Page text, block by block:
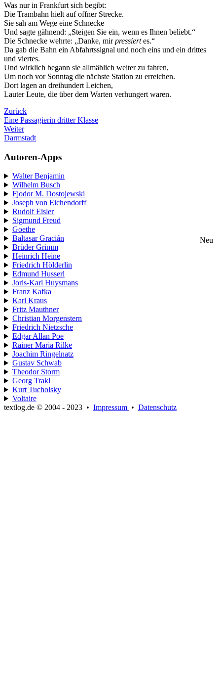
Was nur in Frankfurt sich begibt:
Die Trambahn hielt auf offner Strecke.
Sie sah am Wege eine Schnecke
Und sagte gähnend: „Steigen Sie ein, wenn es Ihnen beliebt.“
Die Schnecke wehrte: „Danke, mirpressiertes.“
Da gab die Bahn ein Abfahrtssignal und noch eins und ein drittes
und viertes.
Und wirklich begann sie allmählich weiter zu fahren,
Um noch vor Sonntag die nächste Station zu erreichen.
Dort lagen an dreihundert Leichen,
Lauter Leute, die über dem Warten verhungert waren.
Zurück
Eine Passagierin dritter Klasse
Weiter
Darmstadt
Autoren-Apps
Walter Benjamin
Wilhelm Busch
Fjodor M. Dostojewski
Joseph von Eichendorff
Rudolf Eisler
Sigmund Freud
Goethe
Baltasar Gracián
Neu
Brüder Grimm
Heinrich Heine
Friedrich Hölderlin
Edmund Husserl
Joris-Karl Huysmans
Franz Kafka
Karl Kraus
Fritz Mauthner
Christian Morgenstern
Friedrich Nietzsche
Edgar Allan Poe
Rainer Maria Rilke
Joachim Ringelnatz
Gustav Schwab
Theodor Storm
Georg Trakl
Kurt Tucholsky
Voltaire
textlog.de © 2004 - 2023 • Impressum • Datenschutz